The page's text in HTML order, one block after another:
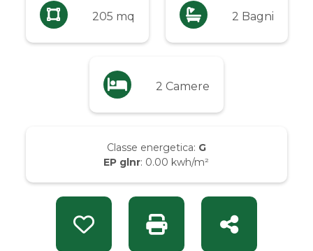
205 mq 2 Bagni
2 Camere
Classe energetica: G
EP glnr: 0.00 kwh/m²
Preferiti: Rif. S 1748Stampa: Rif. S 1748
Condividi
Da € 5.000 a € 10.000
Da € 20.000 a € 50.000
Da € 50.000 a € 100.000
Da € 100.000 a € 200.000
Da € 200.000 a € 400.000